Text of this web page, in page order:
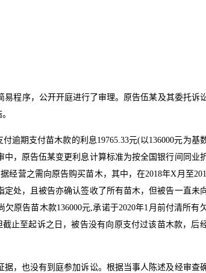
程序，公开开庭进行了审理。原告伍某及其委托诉
逾期支付苗木款的利息19765.33元(以136000元为基
，原告伍某变更利息计算标准为按全国银行间同业
经营之需向原告购买苗木，其中，在2018年X月至
处，且被告亦确认签收了所有苗木，但被告一直未
原告苗木款136000元,承诺于2020年1月前付清所有欠
止至起诉之日，被告没有向原支付过该苗木款，后
，也没有到庭参加诉讼。根据当事人陈述及经审查